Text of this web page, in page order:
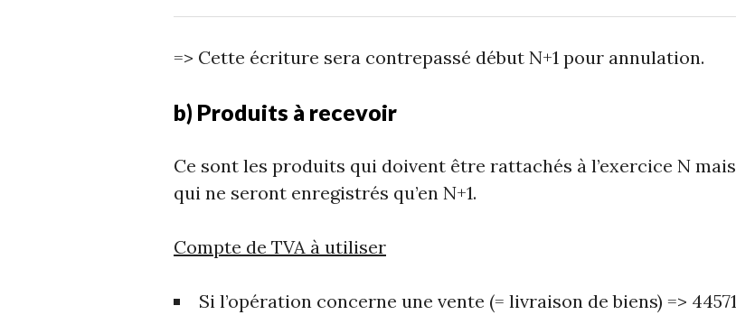
=> Cette écriture sera contrepassé début N+1 pour annulation.
b) Produits à recevoir
Ce sont les produits qui doivent être rattachés à l’exercice N mais
qui ne seront enregistrés qu’en N+1.
Compte de TVA à utiliser
Si l’opération concerne une vente (= livraison de biens) => 44571